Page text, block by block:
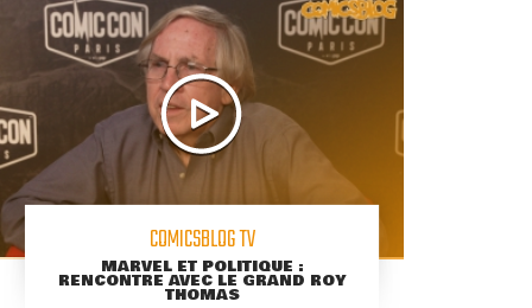
COMICSBLOG TV
MARVEL ET POLITIQUE :
RENCONTRE AVEC LE GRAND ROY
THOMAS